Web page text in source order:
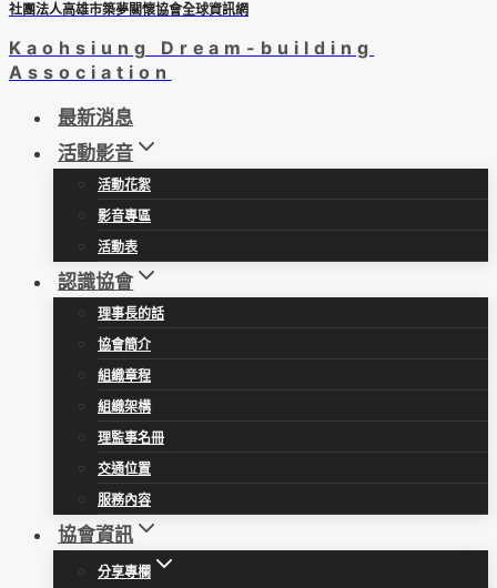
社團法人高雄市築夢關懷協會全球資訊網
Kaohsiung Dream-building
Association
最新消息
活動影音
活動花絮
影音專區
活動表
認識協會
理事長的話
協會簡介
組織章程
組織架構
理監事名冊
交通位置
服務內容
協會資訊
分享專欄